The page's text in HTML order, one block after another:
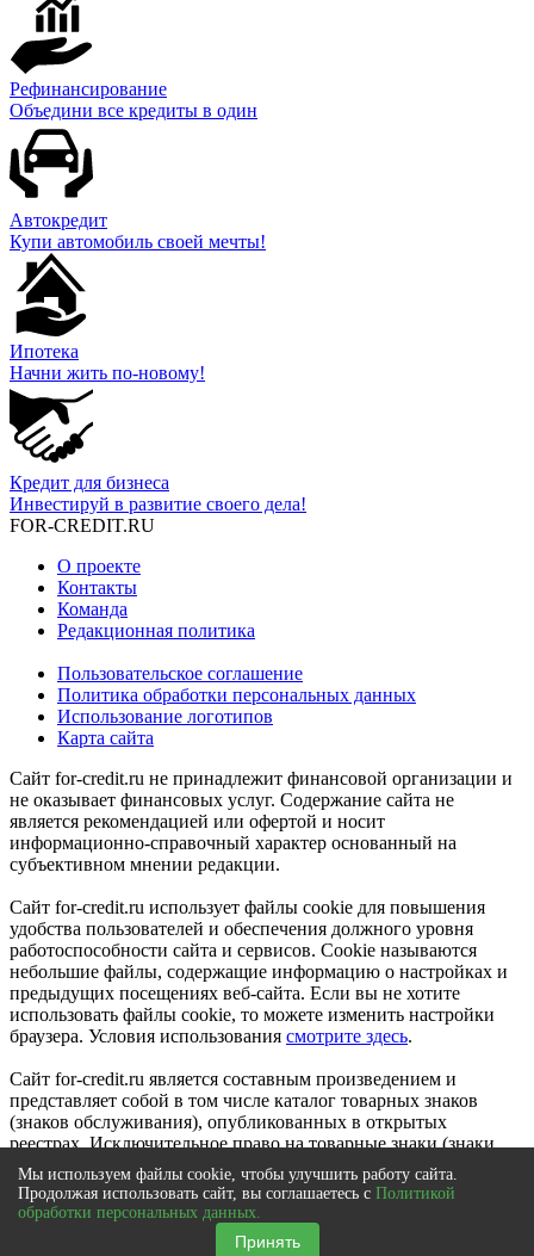
Рефинансирование
Объедини все кредиты в один
Автокредит
Купи автомобиль своей мечты!
Ипотека
Начни жить по-новому!
Кредит для бизнеса
Инвестируй в развитие своего дела!
FOR-CREDIT.RU
О проекте
Контакты
Команда
Редакционная политика
Пользовательское соглашение
Политика обработки персональных данных
Использование логотипов
Карта сайта
Сайт for-credit.ru не принадлежит финансовой организации и
не оказывает финансовых услуг. Содержание сайта не
является рекомендацией или офертой и носит
информационно-справочный характер основанный на
субъективном мнении редакции.
Сайт for-credit.ru использует файлы cookie для повышения
удобства пользователей и обеспечения должного уровня
работоспособности сайта и сервисов. Cookie называются
небольшие файлы, содержащие информацию о настройках и
предыдущих посещениях веб-сайта. Если вы не хотите
использовать файлы cookie, то можете изменить настройки
браузера. Условия использования смотрите здесь.
Сайт for-credit.ru является составным произведением и
представляет собой в том числе каталог товарных знаков
(знаков обслуживания), опубликованных в открытых
реестрах. Исключительное право на товарные знаки (знаки
обслуживания) принадлежат их правообладателям.
© 2012-2021
Выберите город| Вся Россия
Мы используем файлы cookie, чтобы улучшить работу сайта.
Продолжая использовать сайт, вы соглашаетесь с Политикой
обработки персональных данных.
Принять